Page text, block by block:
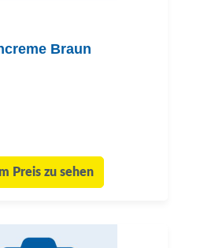
Braun
Preis zu sehen